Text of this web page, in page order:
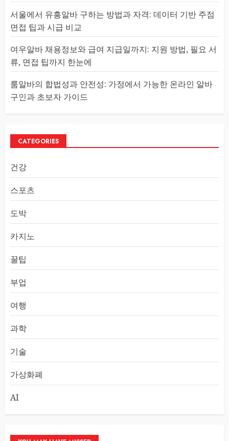
서울에서 유흥알바 구하는 방법과 자격: 데이터 기반 주점
면접 팁과 시급 비교
여우알바 채용정보와 급여 지급일까지: 지원 방법, 필요 서
류, 면접 팁까지 한눈에
룸알바의 합법성과 안전성: 가정에서 가능한 온라인 알바
구인과 초보자 가이드
CATEGORIES
건강
스포츠
도박
카지노
꿀팁
부업
여행
과학
기술
가상화폐
AI